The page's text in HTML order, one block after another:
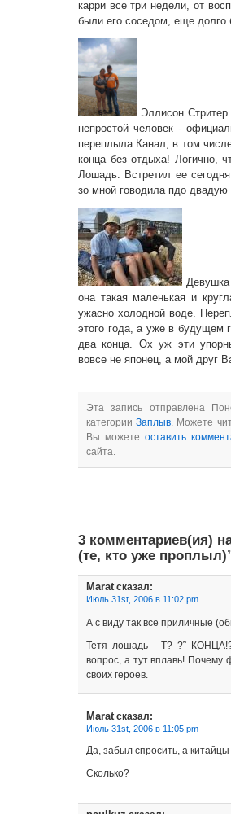
карри все три недели, от
были его соседом, еще долго
Эллисон
непростой человек -
переплыла Канал, в том
конца без отдыха! Логично,
Лошадь. Встретил ее
зо мной говодила пдо
она такая маленькая и
ужасно холодной воде.
этого года, а уже в будущем
два конца. Ох уж эти
вовсе не японец, а мой друг
Эта запись отправлена
категорииЗаплыв. Можете
Вы можете оставить
сайта.
3 комментариев(ия)
(те, кто уже
Maratсказал:
Июль 31st, 2006 в 11:02 pm
А с виду так все приличные
Тетя лошадь - Т? ?˜
вопрос, а тут вплавь!
своих героев.
Maratсказал:
Июль 31st, 2006 в 11:05 pm
Да, забыл спросить, а китайцы
Сколько?